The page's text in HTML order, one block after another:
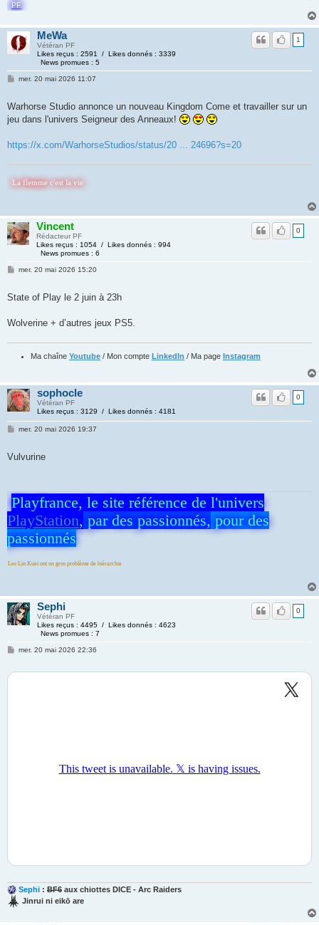
PF
MeWa
Vétéran PF
Likes reçus : 2591 / Likes donnés : 3339
News promues : 5
1
mer. 20 mai 2026 11:07
Warhorse Studio annonce un nouveau Kingdom Come et travailler sur un
jeu dans l'univers Seigneur des Anneaux!
https://x.com/WarhorseStudios/status/20 ... 24696?s=20
c'est la vie
Vincent
Rédacteur PF
Likes reçus : 1054 / Likes donnés : 994
News promues : 6
0
mer. 20 mai 2026 15:20
State of Play le 2 juin à 23h
Wolverine + d’autres jeux PS5.
Ma chaîne Youtube / Mon compte LinkedIn / Ma page Instagram
sophocle
Vétéran PF
Likes reçus : 3129 / Likes donnés : 4181
0
mer. 20 mai 2026 19:37
Vulvurine
Playfrance, le site référence de l'univers
PlayStation, par des passionnés, pour des
passionnés
un gros problème de hiérarchie
Sephi
Vétéran PF
Likes reçus : 4495 / Likes donnés : 4623
News promues : 7
0
mer. 20 mai 2026 22:36
Sephi : BF6 aux chiottes DICE - Arc Raiders
Jinrui ni eikō are